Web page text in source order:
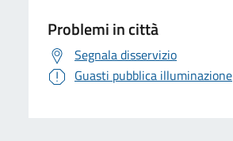
Problemi in città
Segnala disservizio
Guasti pubblica illuminazione